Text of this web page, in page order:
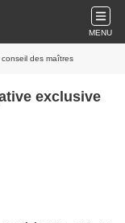
MENU
des maîtres
exclusive